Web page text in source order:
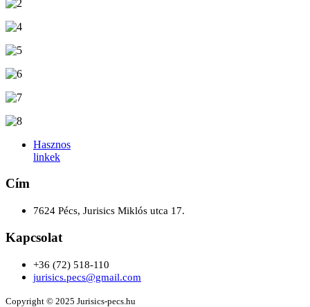
Hasznos
linkek
Cím
7624 Pécs, Jurisics Miklós utca 17.
Kapcsolat
+36 (72) 518-110
jurisics.pecs@gmail.com
Copyright © 2025 Jurisics-pecs.hu